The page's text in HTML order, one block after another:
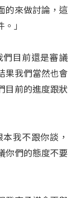
的來做討論，這
」
們目前還是審議
果我們當然也會
目前的進度跟狀
我不跟你談，
你們的態度不要